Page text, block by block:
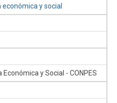
y social
y Social - CONPES